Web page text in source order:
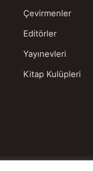
Çevirmenler
Editörler
Yayınevleri
Kitap Kulüpleri